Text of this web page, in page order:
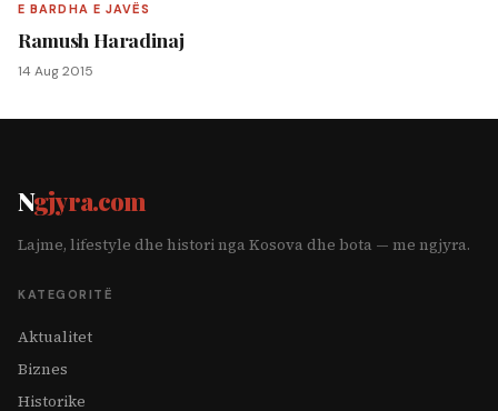
E BARDHA E JAVËS
Ramush Haradinaj
14 Aug 2015
Ngjyra.com
Lajme, lifestyle dhe histori nga Kosova dhe bota — me ngjyra.
KATEGORITË
Aktualitet
Biznes
Historike